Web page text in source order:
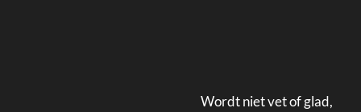
Wordt niet vet of glad,